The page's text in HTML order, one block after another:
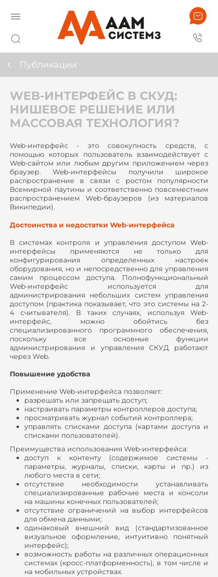
Публикации
WEB-ИНТЕРФЕЙС В СКУД:
НИШЕВОЕ РЕШЕНИЕ ИЛИ
МАССОВАЯ ТЕХНОЛОГИЯ?
Web-интерфейс - это совокупность средств, с
помощью которых пользователь взаимодействует с
Web-сайтом или любым другим приложением через
браузер. Web-интерфейсы получили широкое
распространение в связи с ростом популярности
Всемирной паутины и соответственно повсеместным
распространением Web-браузеров (из материалов
Википедии).
Достоинства и недостатки Web-интерфейса
В системах контроля и управления доступом Web-
интерфейсы применяются не только для
конфигурирования определенных настроек
оборудования, но и непосредственно для управления
самим процессом доступа. Полнофункциональный
Web-интерфейс используется для
администрирования небольших систем управления
доступом (практика показывает, что это системы на 2-
4 считывателя). В таких случаях, используя Web-
интерфейс, можно обойтись без
специализированного программного обеспечения,
поскольку все основные функции
администрирования и управления СКУД работают
через Web.
Повышение удобства
Применение Web-интерфейса позволяет:
разрешать или запрещать доступ;
настраивать параметры контроллеров доступа;
просматривать журнал событий контроллера;
управлять списками доступа (картами доступа и
списками пользователей).
Преимущества использования Web-интерфейса:
доступ к контенту (содержимое системы -
параметры, журналы, списки, карты и пр.) из
любого места в сети;
отсутствие необходимости устанавливать
специализированные рабочие места и консоли
на машины конечных пользователей;
отсутствие ограничений на выбор интерфейсов
для обмена данными;
одинаковый внешний вид (стандартизованное
визуальное оформление, интуитивно понятный
интерфейс);
возможность работы на различных операционных
системах (кросс-платформенность), в том числе и
на мобильных устройствах.